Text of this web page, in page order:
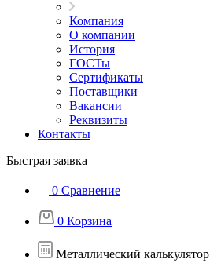
Компания
О компании
История
ГОСТы
Сертификаты
Поставщики
Вакансии
Реквизиты
Контакты
Быстрая заявка
0 Сравнение
0 Корзина
Металлический калькулятор